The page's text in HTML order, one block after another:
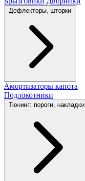
Дефлекторы, шторки
Амортизаторы капота
Подлокотники
Тюнинг: пороги, накладки